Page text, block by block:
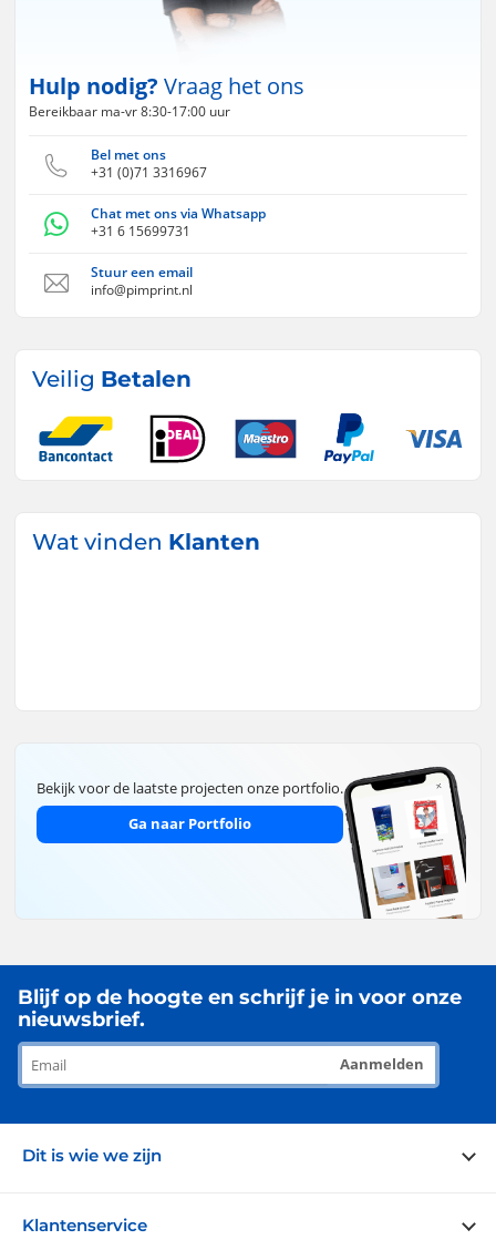
Hulp nodig? Vraag het ons
Bereikbaar ma-vr 8:30-17:00 uur
Bel met ons
+31 (0)71 3316967
Chat met ons via Whatsapp
+31 6 15699731
Stuur een email
info@pimprint.nl
Veilig Betalen
Wat vinden Klanten
Bekijk voor de laatste projecten onze portfolio.
Ga naar Portfolio
Blijf op de hoogte en schrijf je in voor onze
nieuwsbrief.
Aanmelden
Dit is wie we zijn
Blog
Klantenservice